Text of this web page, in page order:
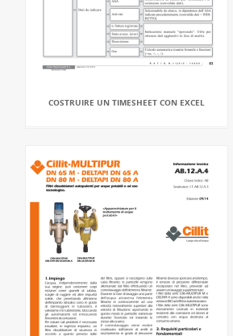
COSTRUIRE UN TIMESHEET CON EXCEL